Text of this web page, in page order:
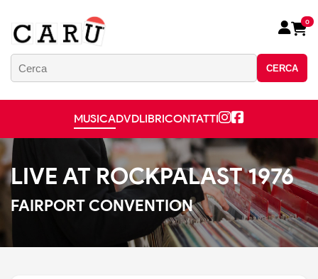
CERCA
0
MUSICADVDLIBRICONTATTI
LIVE AT ROCKPALAST 1976
FAIRPORT CONVENTION